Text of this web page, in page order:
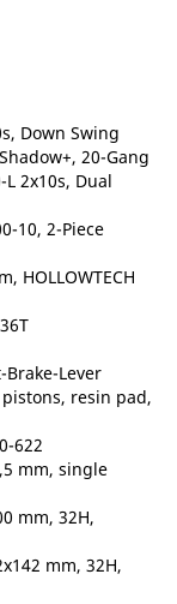
Down Swing
20-Gang
L 2x10s, Dual
10, 2-Piece
HOLLOWTECH
Brake-Lever
pistons, resin pad,
622
mm, single
mm, 32H,
mm, 32H,